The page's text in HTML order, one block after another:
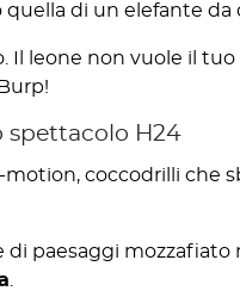
di un elefante da
Il leone non vuole il
spettacolo H24
coccodrilli che
di paesaggi